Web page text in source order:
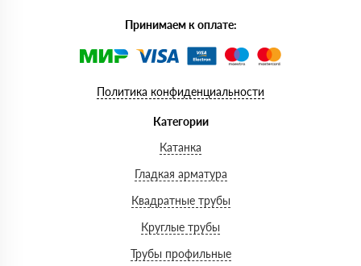
Принимаем к оплате:
Политика конфиденциальности
Категории
Катанка
Гладкая арматура
Квадратные трубы
Круглые трубы
Трубы профильные